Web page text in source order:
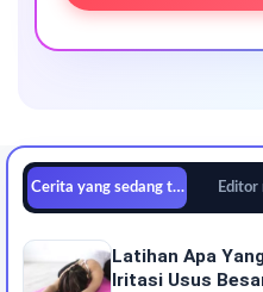
Cerita yang sedang tren Editor
Latihan Apa
Iritasi Usus